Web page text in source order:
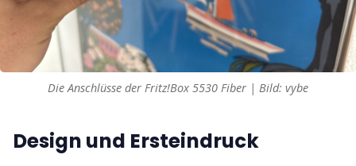
Die Anschlüsse der Fritz!Box 5530 Fiber | Bild: vybe
Design und Ersteindruck